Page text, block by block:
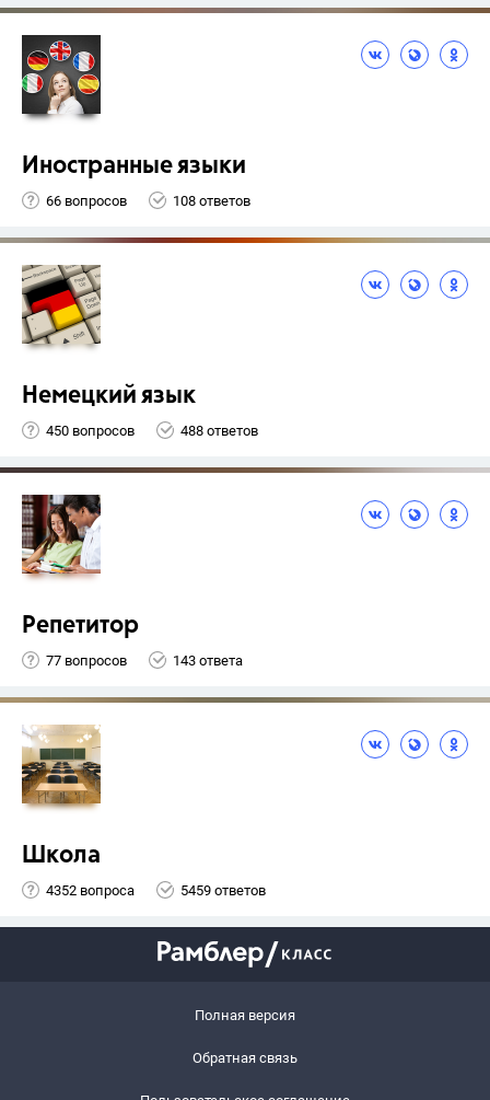
Иностранные языки
66 вопросов 108 ответов
Немецкий язык
450 вопросов 488 ответов
Репетитор
77 вопросов 143 ответа
Школа
4352 вопроса 5459 ответов
Полная версия
Обратная связь